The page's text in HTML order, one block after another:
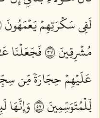
لَفِي سَكۡرَتِهِمۡ يَعۡمَهُونَ ٧٢
مُشۡرِقِينَ ٧٣
فَجَعَلۡنَا
عَلَيۡهِمۡ حِجَارَةٗ مِّن
لِّلۡمُتَوَسِّمِينَ ٧٥
وَإِنَّهَا